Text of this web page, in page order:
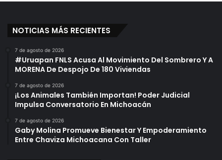
NOTICIAS MÁS RECIENTES
7 de agosto de 2026
#Uruapan FNLS Acusa Al Movimiento Del Sombrero Y A
MORENA De Despojo De 180 Viviendas
7 de agosto de 2026
¡Los Animales También Importan! Poder Judicial
Impulsa Conversatorio En Michoacán
7 de agosto de 2026
Gaby Molina Promueve Bienestar Y Empoderamiento
Entre Chaviza Michoacana Con Taller